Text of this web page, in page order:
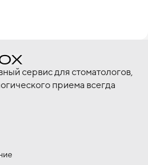
сервис для стоматологов,
приема всегда